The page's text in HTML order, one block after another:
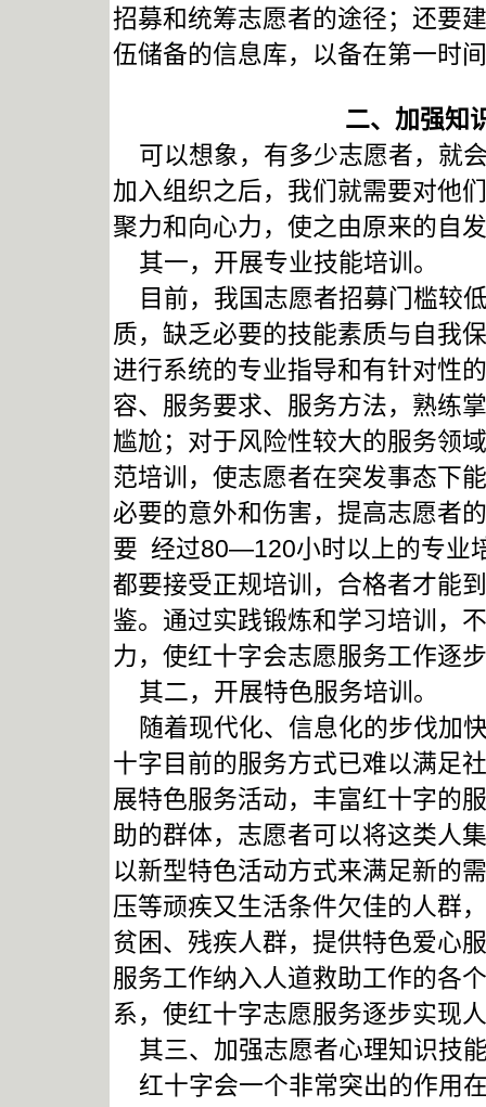
招募和统筹志愿者的途径；还要
伍储备的信息库，以备在第一时
二、加强知
可以想象，有多少志愿者，就
加入组织之后，我们就需要对他
聚力和向心力，使之由原来的自
其一，开展专业技能培训。
目前，我国志愿者招募门槛较
质，缺乏必要的技能素质与自我
进行系统的专业指导和有针对性
容、服务要求、服务方法，熟练
尴尬；对于风险性较大的服务领
范培训，使志愿者在突发事态下
必要的意外和伤害，提高志愿者
要 经过80—120小时以上的专业
都要接受正规培训，合格者才能
鉴。通过实践锻炼和学习培训，
力，使红十字会志愿服务工作逐
其二，开展特色服务培训。
随着现代化、信息化的步伐加
十字目前的服务方式已难以满足
展特色服务活动，丰富红十字的
助的群体，志愿者可以将这类人
以新型特色活动方式来满足新的
压等顽疾又生活条件欠佳的人群
贫困、残疾人群，提供特色爱心
服务工作纳入人道救助工作的各
系，使红十字志愿服务逐步实现
其三、加强志愿者心理知识技
红十字会一个非常突出的作用